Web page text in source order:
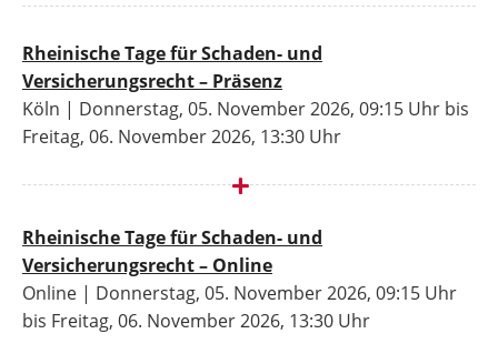
Rheinische Tage für Schaden- und
Versicherungsrecht – Präsenz
Köln | Donnerstag, 05. November 2026, 09:15 Uhr bis
Freitag, 06. November 2026, 13:30 Uhr
Rheinische Tage für Schaden- und
Versicherungsrecht – Online
Online | Donnerstag, 05. November 2026, 09:15 Uhr
bis Freitag, 06. November 2026, 13:30 Uhr